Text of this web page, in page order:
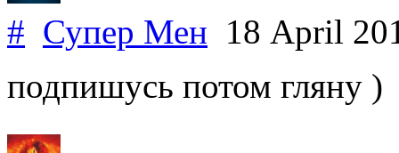
# Супер Мен 18 April
подпишусь потом гляну )